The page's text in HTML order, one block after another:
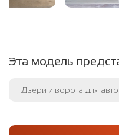
Эта модель
Двери и ворота для